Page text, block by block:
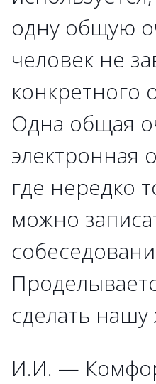
одну общую
человек не
конкретного
Одна общая
электронная
где нередко
можно
сделать
И.И. —